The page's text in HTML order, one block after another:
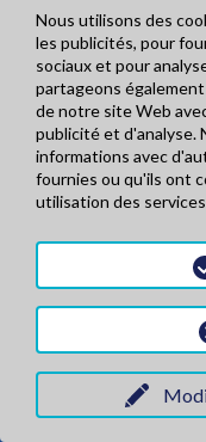
Nous utilisons des
les publicités, pour
sociaux et pour
partageons
de notre site Web
publicité et d'analyse.
informations avec
fournies ou qu'ils ont
utilisation des